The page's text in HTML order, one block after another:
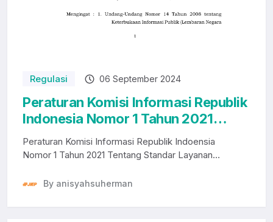
Regulasi 06 September 2024
Peraturan Komisi Informasi Republik
Indonesia Nomor 1 Tahun 2021
Tentang Standar Layanan Informasi
Publik
Peraturan Komisi Informasi Republik Indoensia
Nomor 1 Tahun 2021 Tentang Standar Layanan
By anisyahsuherman